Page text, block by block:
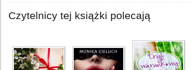
Czytelnicy tej książki polecają